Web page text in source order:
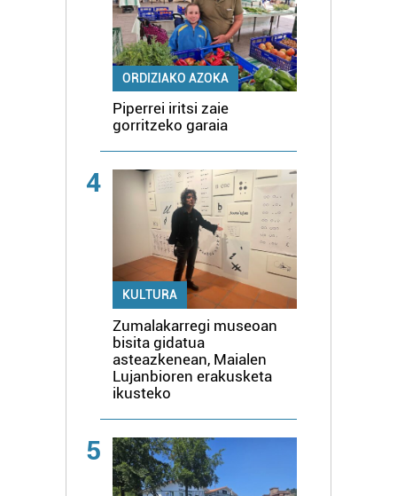
ORDIZIAKO AZOKA
Piperrei iritsi zaie
gorritzeko garaia
4
KULTURA
Zumalakarregi museoan
bisita gidatua
asteazkenean, Maialen
Lujanbioren erakusketa
ikusteko
5